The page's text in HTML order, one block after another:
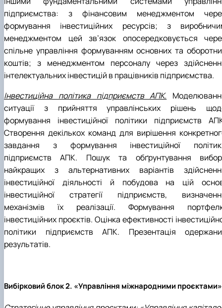
підприємства: з фінансовим менеджментом
формування інвестиційних ресурсів; з
менеджментом цей зв’язок опосередковується
спільне управління формуванням основних та
коштів; з менеджментом персоналу через
інтелектуальних інвестицій в працівників підприємства.
Інвестиційна політика підприємств АПК.
ситуації з прийняття управлінських рішень
формування інвестиційної політики підприємств
Створення декількох команд для вирішення
завдання з формування інвестиційної
підприємств АПК. Пошук та обґрунтування
найкращих з альтернативних варіантів
інвестиційної діяльності й побудова на цій
інвестиційної стратегії підприємств,
механізмів їх реалізації. Формування
інвестиційних проєктів. Оцінка ефективності
політики підприємств АПК. Презентація
результатів.
Вибірковий блок 2. «Управління міжнародними проєктами»